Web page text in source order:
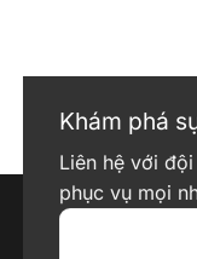
Khám phá
Liên hệ với
phục vụ mọi